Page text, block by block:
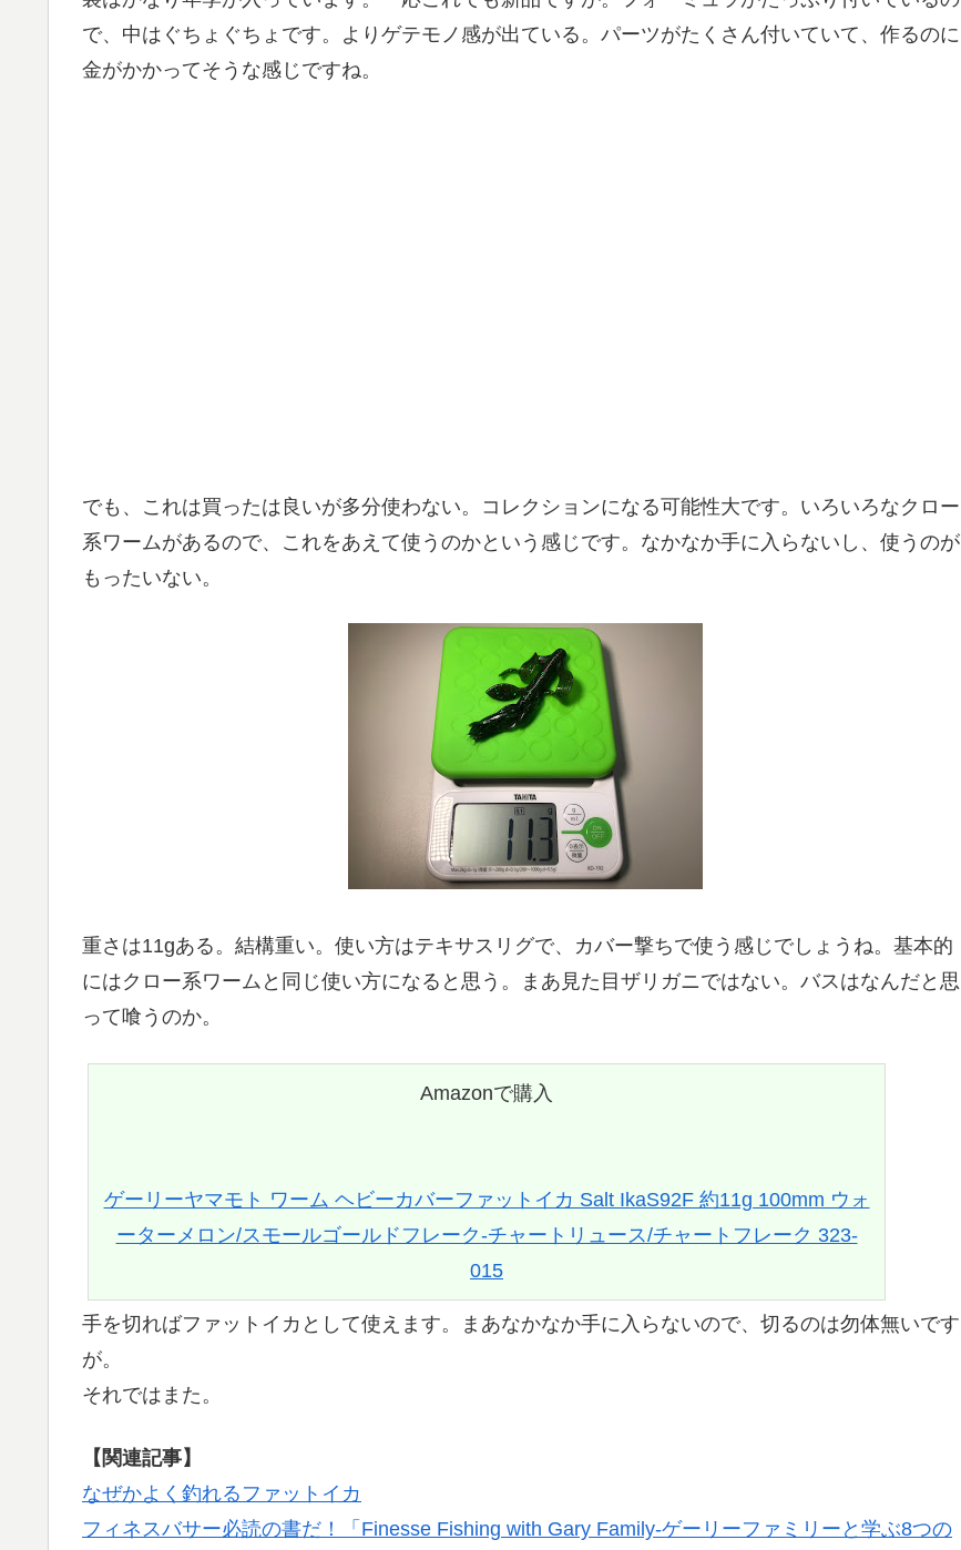
で、中はぐちょぐちょです。よりゲテモノ感が出ている。パーツがたくさん付いていて、作るのに
金がかかってそうな感じですね。
でも、これは買ったは良いが多分使わない。コレクションになる可能性大です。いろいろなクロー
系ワームがあるので、これをあえて使うのかという感じです。なかなか手に入らないし、使うのが
もったいない。
重さは11gある。結構重い。使い方はテキサスリグで、カバー撃ちで使う感じでしょうね。基本的
にはクロー系ワームと同じ使い方になると思う。まあ見た目ザリガニではない。バスはなんだと思
って喰うのか。
Amazonで購入
ゲーリーヤマモト ワーム ヘビーカバーファットイカ Salt IkaS92F 約11g 100mm ウォ
ーターメロン/スモールゴールドフレーク-チャートリュース/チャートフレーク 323-
015
手を切ればファットイカとして使えます。まあなかなか手に入らないので、切るのは勿体無いです
が。
それではまた。
【関連記事】
なぜかよく釣れるファットイカ
フィネスバサー必読の書だ！「Finesse Fishing with Gary Family-ゲーリーファミリーと学ぶ8つの